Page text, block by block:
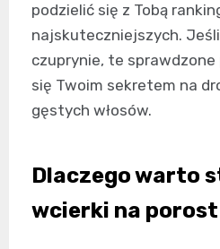
podzielić się z Tobą
najskuteczniejszych.
czuprynie, te
się Twoim sekretem na
gęstych włosów.
Dlaczego warto
wcierki na porost